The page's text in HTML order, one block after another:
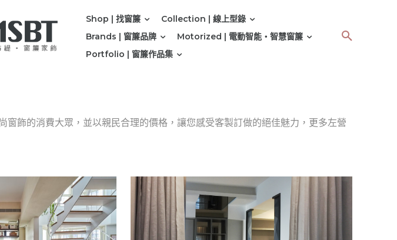
Shop | 找窗簾
Collection | 線上型錄
Brands | 窗簾品牌
Motorized | 電動智能‧智慧窗簾
Portfolio | 窗簾作品集
飾的消費大眾，並以親民合理的價格，讓您感受客製訂做的絕佳魅力，更多左營